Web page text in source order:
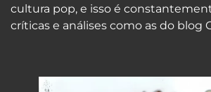
cultura pop, e isso é
críticas e análises como as do blog